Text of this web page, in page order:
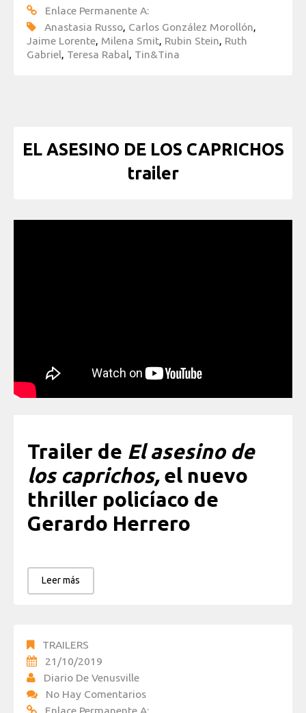
Enlace Permanente A:
Anastasia Russo, Carlos González Morollón,
Jaime Lorente, Milena Smit, Rubin Stein, Ruth
Gabriel, Teresa Rabal, Tin&Tina
EL ASESINO DE LOS CAPRICHOS
trailer
Trailer de El asesino de
los caprichos, el nuevo
thriller policíaco de
Gerardo Herrero
Leer más
TRAILERS
21/10/2019
Diario De Venusville
No Hay Comentarios
Enlace Permanente A: